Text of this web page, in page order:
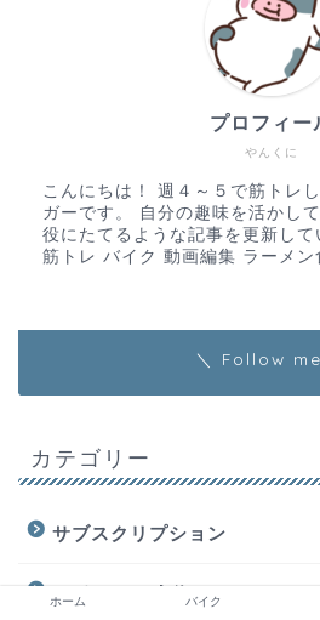
やんくに
プロフィー
こんにちは！ 週４～５で筋トレ
ガーです。 自分の趣味を活かし
役にたてるような記事を更新して
筋トレ バイク 動画編集 ラーメン
＼ Follow
カテゴリー
サブスクリプション
スポーツ、武道
ホーム バイク